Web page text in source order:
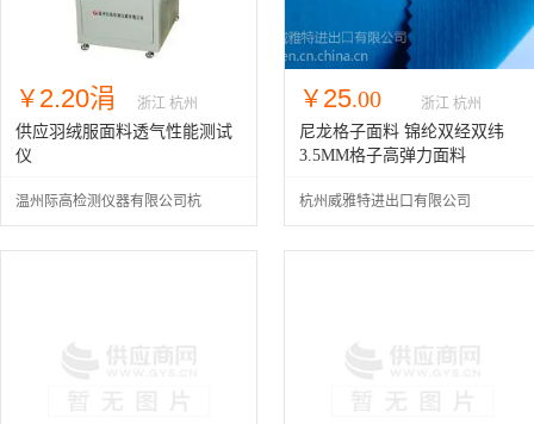
￥ 2.20涓
�
浙江 杭州
供应羽绒服面料透气性能测试
仪
温州际高检测仪器有限公司杭
州办事处
￥ 25.00 浙江 杭州
尼龙格子面料 锦纶双经双纬
3.5MM格子高弹力面料
杭州威雅特进出口有限公司